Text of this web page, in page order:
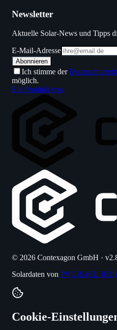
Newsletter
Aktuelle Solar-News und Tipps
E-Mail-Adresse
Abonnieren
Ich stimme der
möglich.
Ein Produkt von
© 2026 Contexagon GmbH ·
Solardaten von PVGIS (EU JRC)
Cookie-